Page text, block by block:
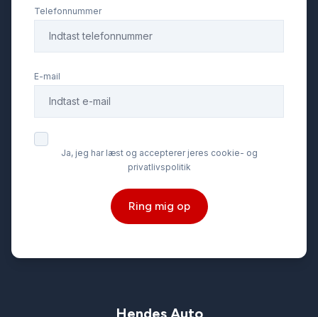
Telefonnummer
E-mail
Ja, jeg har læst og accepterer jeres cookie- og
privatlivspolitik
Ring mig op
Hendes Auto